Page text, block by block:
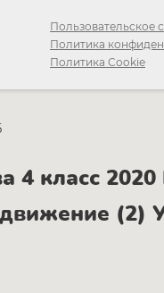
Пользовательское
Политика
Политика Cookie
класс 2020
(2)